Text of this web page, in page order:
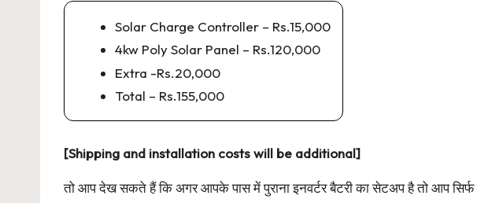
Solar Charge Controller – Rs.15,000
4kw Poly Solar Panel – Rs.120,000
Extra -Rs.20,000
Total – Rs.155,000
[Shipping and installation costs will be additional]
तो आप देख सकते हैं कि अगर आपके पास में पुराना इनवर्टर बैटरी का सेटअप है तो आप